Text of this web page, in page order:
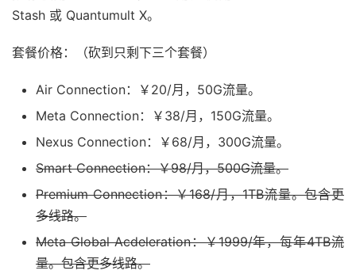
Stash 或 Quantumult X。
套餐价格：（砍到只剩下三个套餐）
Air Connection：￥20/月，50G流量。
Meta Connection：￥38/月，150G流量。
Nexus Connection：￥68/月，300G流量。
Smart Connection：￥98/月，500G流量。
Premium Connection：￥168/月，1TB流量。包含更
多线路。
Meta Global Acdeleration：￥1999/年，每年4TB流
量。包含更多线路。